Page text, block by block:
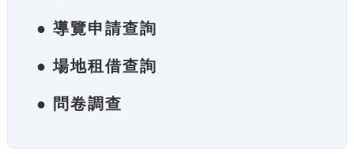
● 導覽申請查詢
● 場地租借查詢
● 問卷調查